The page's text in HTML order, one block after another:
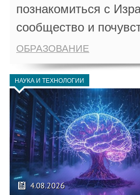
познакомиться с
сообщество и
ОБРАЗОВАНИЕ
НАУКА И ТЕХНОЛОГИИ
4.08.2026